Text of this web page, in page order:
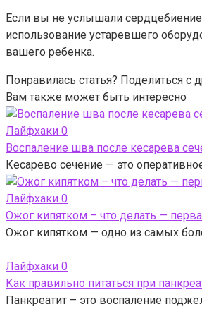
Если вы не услышали
использование устаревшего
вашего ребенка.
Понравилась статья? Поделиться с
Вам также может быть интересно
Лайфхаки 0
Воспаление шва после кесарева
Кесарево сечение — это
Лайфхаки 0
Ожог кипятком – что делать —
Ожог кипятком — одно из самых
Лайфхаки 0
Как правильно питаться при
Панкреатит – это воспаление